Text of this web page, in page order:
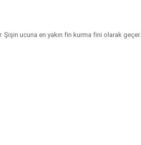
ucuna en yakın fin kurma fini olarak geçer.